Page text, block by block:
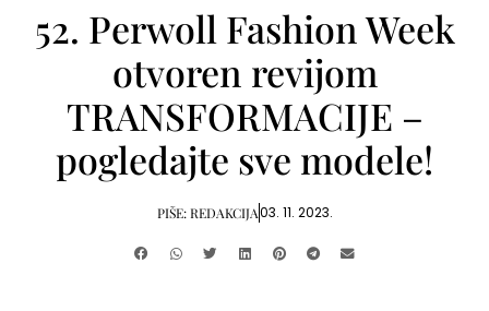
52. Perwoll Fashion Week
otvoren revijom
TRANSFORMACIJE –
pogledajte sve modele!
PIŠE:REDAKCIJA03. 11. 2023.